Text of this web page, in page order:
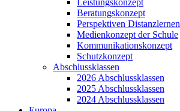
Leistungskonzept
Beratungskonzept
Perspektiven Distanzlernen
Medienkonzept der Schule
Kommunikationskonzept
Schutzkonzept
Abschlussklassen
2026 Abschlussklassen
2025 Abschlussklassen
2024 Abschlussklassen